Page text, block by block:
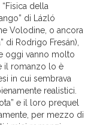
della
di Lázló
Volodine, o ancora
di Rodrigo Fresán),
oggi vanno molto
il romanzo lo è
in cui sembrava
realistici.
e il loro prequel
per mezzo di